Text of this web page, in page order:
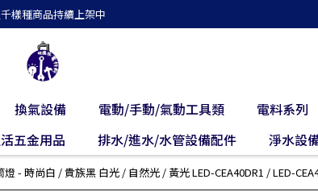
樣種商品持續上架中
換氣設備 電動/手動/氣動工具類 電料系列
五金用品 排水/進水/水管設備配件 淨水設
燈 - 時尚白 / 貴族黑 白光 / 自然光 / 黃光 LED-CEA40DR1 / LED-